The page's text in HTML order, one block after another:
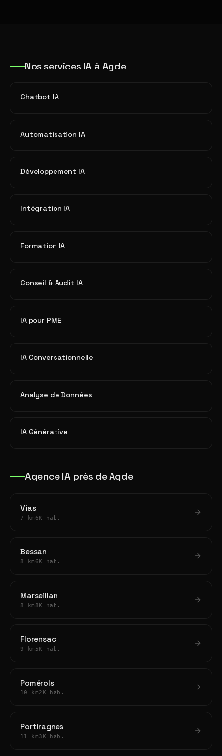
Nos services IA à Agde
Chatbot IA
Automatisation IA
Développement IA
Intégration IA
Formation IA
Conseil & Audit IA
IA pour PME
IA Conversationnelle
Analyse de Données
IA Générative
Agence IA près de Agde
Vias
7 km 6K hab.
Bessan
8 km 6K hab.
Marseillan
8 km 8K hab.
Florensac
9 km 5K hab.
Pomérols
10 km2K hab.
Portiragnes
11 km3K hab.